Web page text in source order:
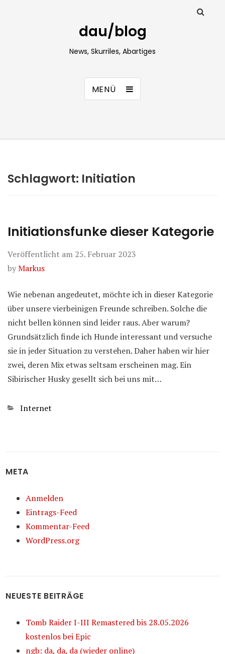
dau/blog
News, Skurriles, Abartiges
MENÜ
Schlagwort: Initiation
Initiationsfunke dieser Kategorie
Veröffentlicht am 25. Februar 2023
byMarkus
Wie nebenan angedeutet, möchte ich in dieser Kategorie
über unsere vierbeinigen Freunde schreiben. Solche die
nicht bellen können sind leider raus. Aber warum?
Grundsätzlich finde ich Hunde interessant und versuche
sie in jeder Situation zu verstehen. Daher haben wir hier
zwei, deren Mix etwas seltsam erscheinen mag. Ein
Sibirischer Husky gesellt sich bei uns mit…
Kategorien
Internet
META
Anmelden
Eintrags-Feed
Kommentar-Feed
WordPress.org
NEUESTE BEITRÄGE
Tomb Raider I-III Remastered bis 28.05.2026
kostenlos bei Epic
ngb: da, da, da (wieder online)